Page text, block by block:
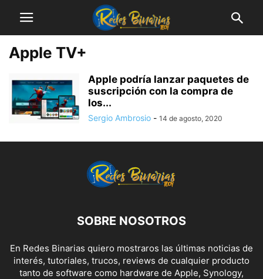
Apple TV+
Apple podría lanzar paquetes de
suscripción con la compra de
los...
Sergio Ambrosio - 14 de agosto, 2020
SOBRE NOSOTROS
En Redes Binarias quiero mostraros las últimas noticias de
interés, tutoriales, trucos, reviews de cualquier producto
tanto de software como hardware de Apple, Synology,